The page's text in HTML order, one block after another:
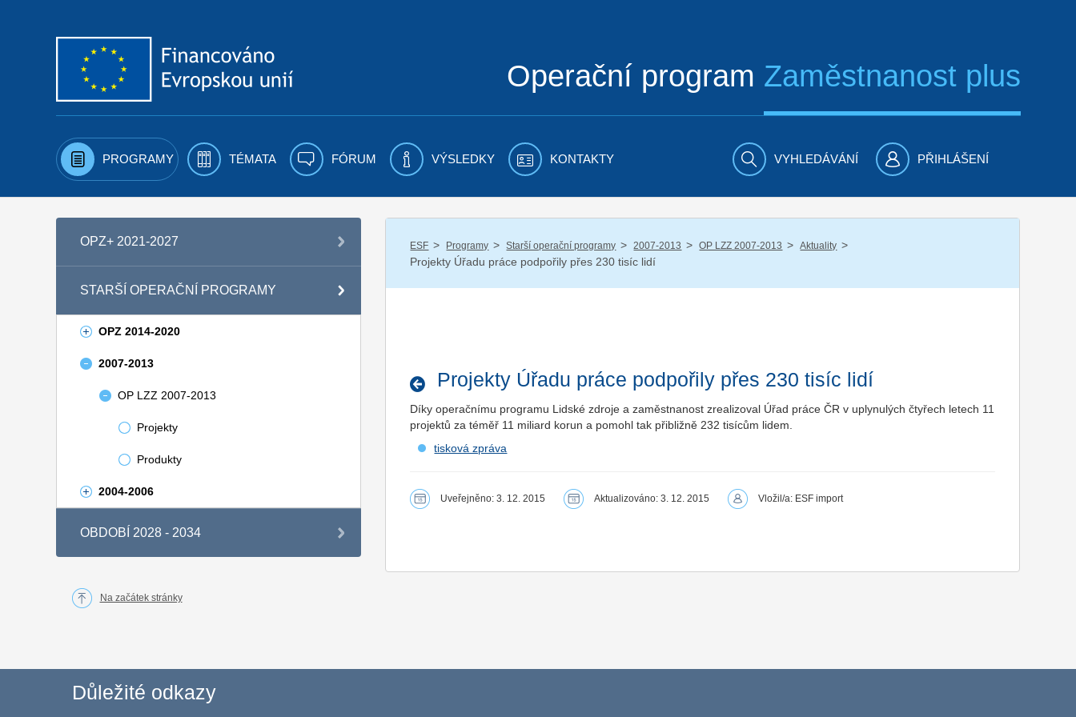
Operační program Zaměstnanost plus
PROGRAMY TÉMATA FÓRUM VÝSLEDKY KONTAKTY VYHLEDÁVÁNÍ PŘIHLÁŠENÍ
OPZ+ 2021-2027
STARŠÍ OPERAČNÍ PROGRAMY
OPZ 2014-2020
2007-2013
OP LZZ 2007-2013
Projekty
Produkty
2004-2006
OBDOBÍ 2028 - 2034
ESF / Programy / Starší operační programy / 2007-2013 / OP LZZ 2007-2013 / Aktuality /
Projekty Úřadu práce podpořily přes 230 tisíc lidí
Projekty Úřadu práce podpořily přes 230 tisíc lidí
Díky operačnímu programu Lidské zdroje a zaměstnanost zrealizoval Úřad práce ČR v uplynulých čtyřech letech 11
projektů za téměř 11 miliard korun a pomohl tak přibližně 232 tisícům lidem.
tisková zpráva
Uveřejněno: 3. 12. 2015 Aktualizováno: 3. 12. 2015 Vložil/a: ESF import
Na začátek stránky
Důležité odkazy